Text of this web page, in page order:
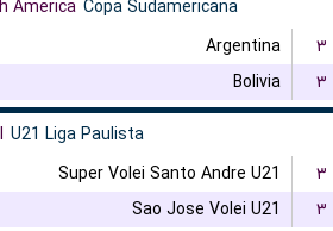
America Copa Sudamericana
Argentina
۳
Bolivia
۳
U21 Liga Paulista
Super Volei Santo Andre U21
۳
Sao Jose Volei U21
۳